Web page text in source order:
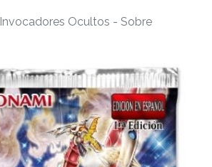
Invocadores Ocultos - Sobre